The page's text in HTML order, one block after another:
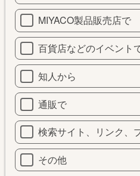
MIYACO製品販売店で
百貨店などのイベント
知人から
通販で
検索サイト、リンク、
その他